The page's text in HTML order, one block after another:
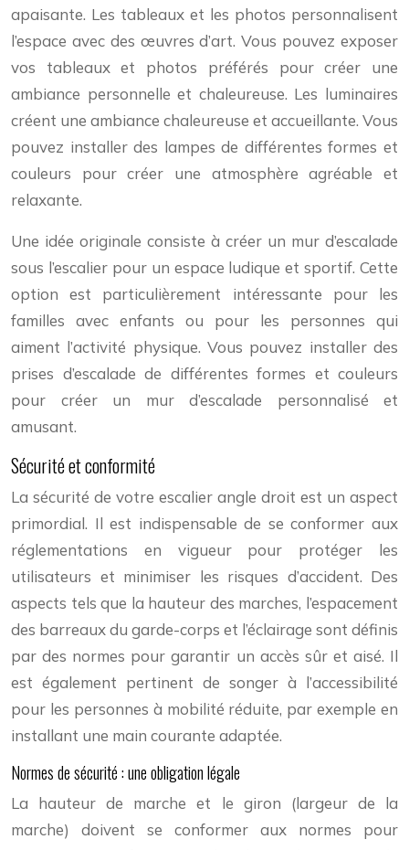
apaisante. Les tableaux et les photos personnalisent
l’espace avec des œuvres d’art. Vous pouvez exposer
vos tableaux et photos préférés pour créer une
ambiance personnelle et chaleureuse. Les luminaires
créent une ambiance chaleureuse et accueillante. Vous
pouvez installer des lampes de différentes formes et
couleurs pour créer une atmosphère agréable et
relaxante.
Une idée originale consiste à créer un mur d’escalade
sous l’escalier pour un espace ludique et sportif. Cette
option est particulièrement intéressante pour les
familles avec enfants ou pour les personnes qui
aiment l’activité physique. Vous pouvez installer des
prises d’escalade de différentes formes et couleurs
pour créer un mur d’escalade personnalisé et
amusant.
Sécurité et conformité
La sécurité de votre escalier angle droit est un aspect
primordial. Il est indispensable de se conformer aux
réglementations en vigueur pour protéger les
utilisateurs et minimiser les risques d’accident. Des
aspects tels que la hauteur des marches, l’espacement
des barreaux du garde-corps et l’éclairage sont définis
par des normes pour garantir un accès sûr et aisé. Il
est également pertinent de songer à l’accessibilité
pour les personnes à mobilité réduite, par exemple en
installant une main courante adaptée.
Normes de sécurité : une obligation légale
La hauteur de marche et le giron (largeur de la
marche) doivent se conformer aux normes pour